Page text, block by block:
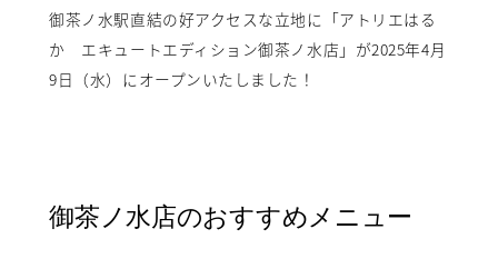
御茶ノ水駅直結の好アクセスな立地に「アトリエはる
か エキュートエディション御茶ノ水店」が2025年4月
9日（水）にオープンいたしました！
御茶ノ水店のおすすめメニュー